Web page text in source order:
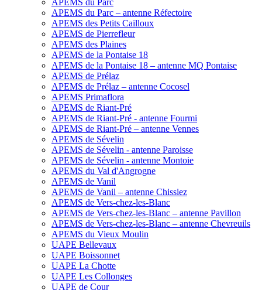
APEMS du Parc – antenne Réfectoire
APEMS des Petits Cailloux
APEMS de Pierrefleur
APEMS des Plaines
APEMS de la Pontaise 18
APEMS de la Pontaise 18 – antenne MQ Pontaise
APEMS de Prélaz
APEMS de Prélaz – antenne Cocosel
APEMS Primaflora
APEMS de Riant-Pré
APEMS de Riant-Pré - antenne Fourmi
APEMS de Riant-Pré – antenne Vennes
APEMS de Sévelin
APEMS de Sévelin - antenne Paroisse
APEMS de Sévelin - antenne Montoie
APEMS du Val d'Angrogne
APEMS de Vanil
APEMS de Vanil – antenne Chissiez
APEMS de Vers-chez-les-Blanc
APEMS de Vers-chez-les-Blanc – antenne Pavillon
APEMS de Vers-chez-les-Blanc – antenne Chevreuils
APEMS du Vieux Moulin
UAPE Bellevaux
UAPE Boissonnet
UAPE La Chotte
UAPE Les Collonges
UAPE de Cour